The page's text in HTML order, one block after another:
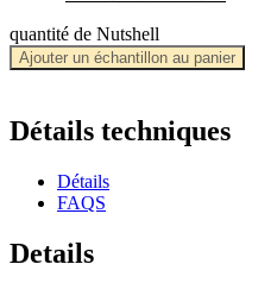
quantité de Nutshell
Ajouter un échantillon au panier
Détails techniques
Détails
FAQS
Details